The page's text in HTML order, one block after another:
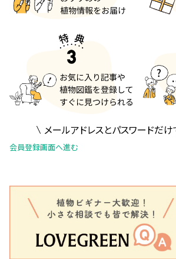
メールアドレスとパスワードだ
会員登録画面へ進む